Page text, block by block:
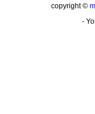
copyright ©
-